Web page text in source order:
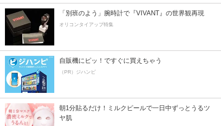
「別班のよう」腕時計で『VIVANT』の世界観再現
オリコンタイアップ特集
自販機にピッ！ですぐに買えちゃう
（PR）ジハンピ
朝1分貼るだけ！ミルクピールで一日中ずっとうるツ
ヤ肌